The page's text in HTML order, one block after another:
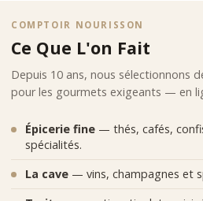
COMPTOIR NOURISSON
Ce Que L'on Fait
Depuis 10 ans, nous sélectionnons
pour les gourmets exigeants — en
Épicerie fine — thés, cafés,
spécialités.
La cave — vins, champagnes et